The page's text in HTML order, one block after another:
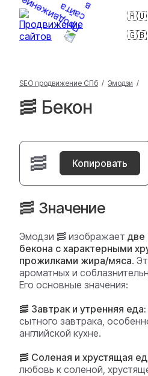
🇷🇺
🇬🇧
SEO продвижение СПб / Эмодзи /
🥓 Бекон
🥓 Копировать
🥓 Значение
Эмодзи 🥓 изображает две
бекона с характерными
прожилками жира/мяса.
ароматных и
Его основные значения:
🥓 Завтрак и утренняя еда:
сытного завтрака,
английской кухне.
🥓 Соленая и хрустящая
любовь к соленой,